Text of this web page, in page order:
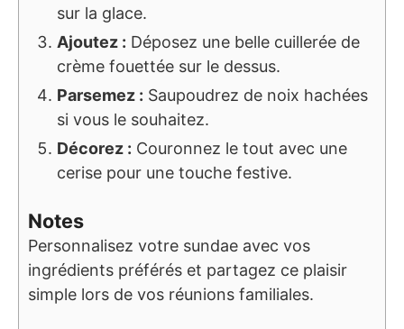
sur la glace.
Ajoutez : Déposez une belle cuillerée de
crème fouettée sur le dessus.
Parsemez : Saupoudrez de noix hachées
si vous le souhaitez.
Décorez : Couronnez le tout avec une
cerise pour une touche festive.
Notes
Personnalisez votre sundae avec vos
ingrédients préférés et partagez ce plaisir
simple lors de vos réunions familiales.